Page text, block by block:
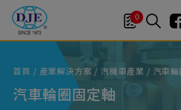
0
首頁 產業解決方案 汽機車產業 汽車
汽車輪圈固定軸
Cookie管理面板